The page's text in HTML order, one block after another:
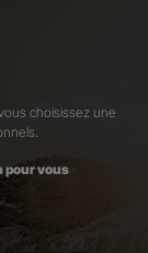
choisissez une
pour vous